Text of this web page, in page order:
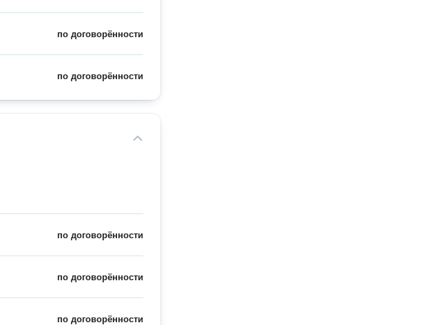
по договорённости
по договорённости
по договорённости
по договорённости
по договорённости